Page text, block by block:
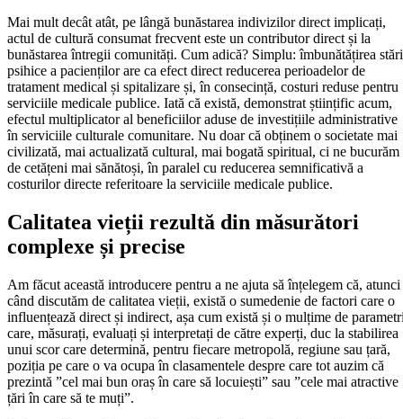
Mai mult decât atât, pe lângă bunăstarea indivizilor direct implicați,
actul de cultură consumat frecvent este un contributor direct și la
bunăstarea întregii comunități. Cum adică? Simplu: îmbunătățirea
psihice a pacienților are ca efect direct reducerea perioadelor de
tratament medical și spitalizare și, în consecință, costuri reduse pentru
serviciile medicale publice. Iată că există, demonstrat științific acum,
efectul multiplicator al beneficiilor aduse de investițiile administrative
în serviciile culturale comunitare. Nu doar că obținem o societate mai
civilizată, mai actualizată cultural, mai bogată spiritual, ci ne bucurăm
de cetățeni mai sănătoși, în paralel cu reducerea semnificativă a
costurilor directe referitoare la serviciile medicale publice.
Calitatea vieții rezultă din măsurători
complexe și precise
Am făcut această introducere pentru a ne ajuta să înțelegem că, atunci
când discutăm de calitatea vieții, există o sumedenie de factori care o
influențează direct și indirect, așa cum există și o mulțime de
care, măsurați, evaluați și interpretați de către experți, duc la stabilirea
unui scor care determină, pentru fiecare metropolă, regiune sau țară,
poziția pe care o va ocupa în clasamentele despre care tot auzim că
prezintă ”cel mai bun oraș în care să locuiești” sau ”cele mai atractive
țări în care să te muți”.